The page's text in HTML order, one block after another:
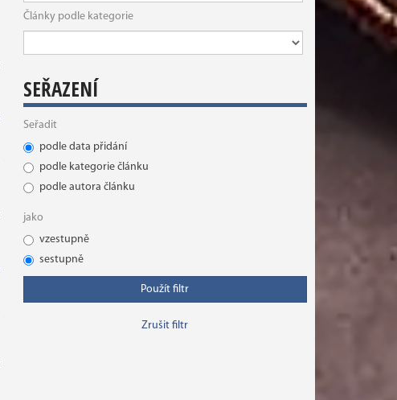
Články podle kategorie
SEŘAZENÍ
Seřadit
podle data přidání
podle kategorie článku
podle autora článku
jako
vzestupně
sestupně
Použít filtr
Zrušit filtr